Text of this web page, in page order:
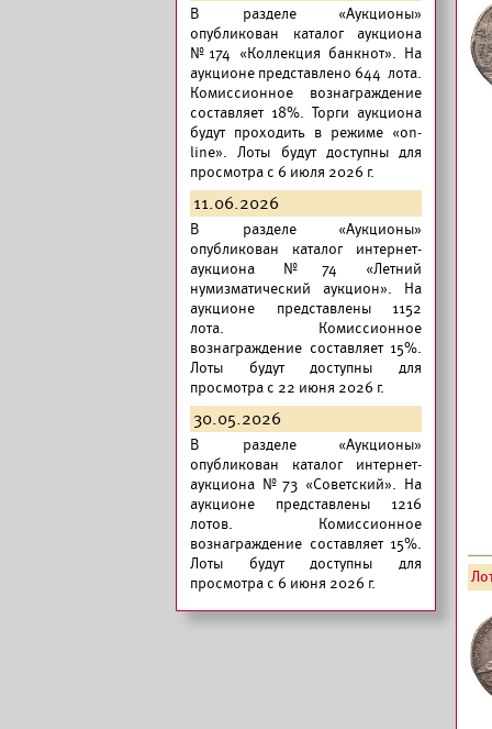
В разделе «Аукционы»
опубликован каталог аукциона
№174 «Коллекция банкнот». На
аукционе представлено 644 лота.
Комиссионное вознаграждение
составляет 18%. Торги аукциона
будут проходить в режиме «on-
line». Лоты будут доступны для
просмотра с 6 июля 2026 г.
11.06.2026
В разделе «Аукционы»
опубликован каталог интернет-
аукциона №74 «Летний
нумизматический аукцион». На
аукционе представлены 1152
лота. Комиссионное
вознаграждение составляет 15%.
Лоты будут доступны для
просмотра с 22 июня 2026 г.
30.05.2026
В разделе «Аукционы»
опубликован каталог интернет-
аукциона №73 «Советский». На
аукционе представлены 1216
лотов. Комиссионное
вознаграждение составляет 15%.
Лоты будут доступны для
просмотра с 6 июня 2026 г.